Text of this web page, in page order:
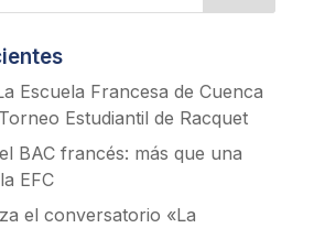
Escuela Francesa de Cuenca
Estudiantil de Racquet
BAC francés: más que una
EFC
el conversatorio «La